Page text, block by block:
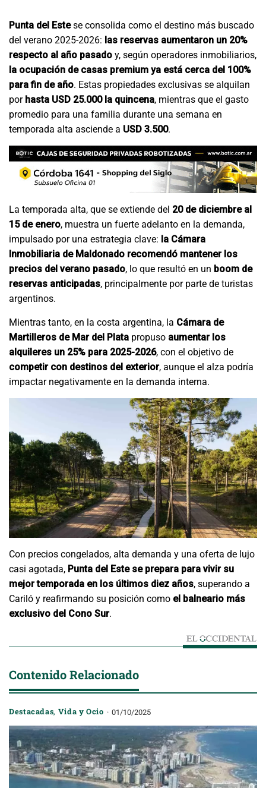
Punta del Estese consolida como el destino más buscado
del verano 2025-2026: las reservas aumentaron un 20%
respecto al año pasado y, según operadores inmobiliarios,
la ocupación de casas premium ya está cerca del 100%
para fin de año. Estas propiedades exclusivas se alquilan
por hasta USD 25.000 la quincena, mientras que el gasto
promedio para una familia durante una semana en
temporada alta asciende a USD 3.500.
La temporada alta, que se extiende del 20 de diciembre al
15 de enero, muestra un fuerte adelanto en la demanda,
impulsado por una estrategia clave: la Cámara
Inmobiliaria de Maldonado recomendó mantener los
precios del verano pasado, lo que resultó en un boom de
reservas anticipadas, principalmente por parte de turistas
argentinos.
Mientras tanto, en la costa argentina, la Cámara de
Martilleros de Mar del Plata propuso aumentar los
alquileres un 25% para 2025-2026, con el objetivo de
competir con destinos del exterior, aunque el alza podría
impactar negativamente en la demanda interna.
Con precios congelados, alta demanda y una oferta de lujo
casi agotada, Punta del Este se prepara para vivir su
mejor temporada en los últimos diez años, superando a
Cariló y reafirmando su posición como el balneario más
exclusivo del Cono Sur.
Contenido Relacionado
Destacadas, Vida y Ocio 01/10/2025